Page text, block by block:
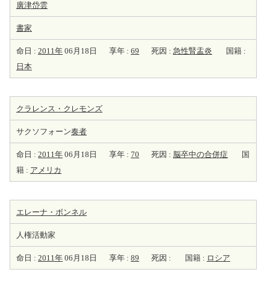
廣津岱雲
書家
命日 : 2011年 06月18日 享年 : 69 死因 : 急性腎盂炎
国籍 :
日本
クラレンス・クレモンズ
サクソフォーン奏者
命日 : 2011年 06月18日 享年 : 70 死因 : 脳卒中の合併症
国
籍 : アメリカ
エレーナ・ボンネル
人権活動家
命日 : 2011年 06月18日 享年 : 89 死因 : 国籍 : ロシア